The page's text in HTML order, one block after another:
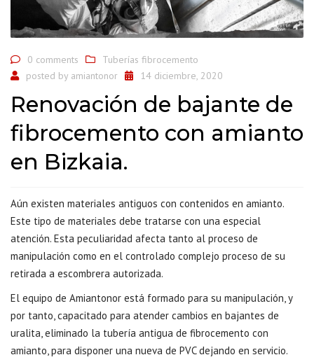
0 comments
Tuberías fibrocemento
posted by amiantonor 14 diciembre, 2020
Renovación de bajante de
fibrocemento con amianto
en Bizkaia.
Aún existen materiales antiguos con contenidos en amianto.
Este tipo de materiales debe tratarse con una especial
atención. Esta peculiaridad afecta tanto al proceso de
manipulación como en el controlado complejo proceso de su
retirada a escombrera autorizada.
El equipo de Amiantonor está formado para su manipulación, y
por tanto, capacitado para atender cambios en bajantes de
uralita, eliminado la tubería antigua de fibrocemento con
amianto , para disponer una nueva de PVC dejando en servicio.